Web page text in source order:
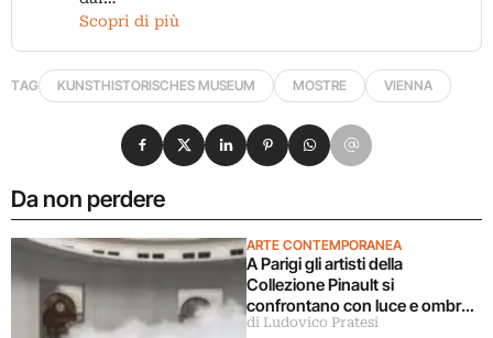
Scopri di più
TAG KUNSTHISTORISCHES MUSEUM MOSTRE VIENNA
Da non perdere
ARTE CONTEMPORANEA
A Parigi gli artisti della
Collezione Pinault si
confrontano con luce e ombra
in una grande mostra
di Ludovico Pratesi
Condividi su Facebook
Condividi su X
Condividi su LinkedIn
Condividi su Pinterest
Condividi su WhatsApp
Condividi su Email